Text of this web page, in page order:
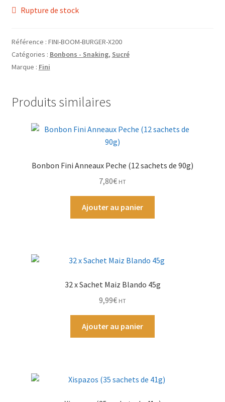
Vape
CBD, Poppers & Récréatifs
Pierre Cardin
Alimentaire
Encens
Rupture de stock
Référence : FINI-BOOM-BURGER-X200
Catégories : Bonbons - Snaking, Sucré
Marque : Fini
Produits similaires
Bonbon Fini Anneaux Peche (12 sachets de 90g)
7,80€ HT
Ajouter au panier
32 x Sachet Maiz Blando 45g
9,99€ HT
Ajouter au panier